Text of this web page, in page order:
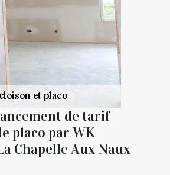
de tarif
placo par WK
Chapelle Aux Naux